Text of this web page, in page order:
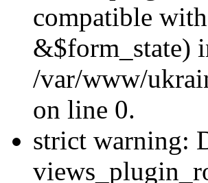
compatible
&$form_state)
/var/www/
on line 0.
strict warning: